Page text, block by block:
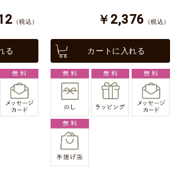
（税込）
る
￥2,376 （税込）
カートに入れる